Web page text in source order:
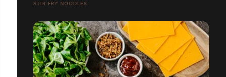
STIR-FRY NOODLES